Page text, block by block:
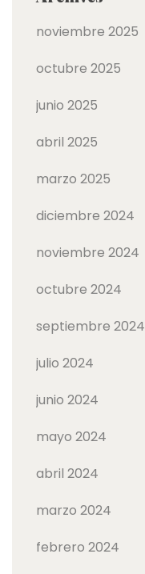
noviembre 2025
octubre 2025
junio 2025
abril 2025
marzo 2025
diciembre 2024
noviembre 2024
octubre 2024
septiembre 2024
julio 2024
junio 2024
mayo 2024
abril 2024
marzo 2024
febrero 2024